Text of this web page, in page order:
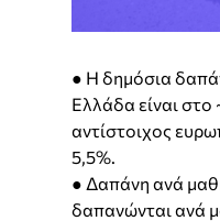
● Η δημόσια
Ελλάδα είναι
αντίστοιχος
5,5%.
● Δαπάνη ανά
δαπανώνται ανά